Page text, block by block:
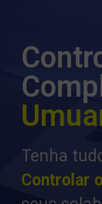
Tenha
Controlar